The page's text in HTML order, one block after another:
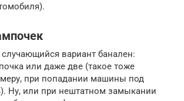
вариант банален:
или даже две (такое тоже
при попадании машины под
Ну, или при нештатном замыкании